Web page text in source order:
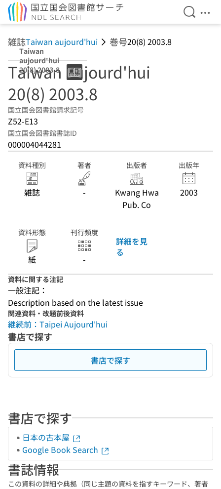
検索を
メ
雑誌Taiwan aujourd'hui 巻号20(8) 2003.8
Taiwan
aujourd'hui
20(8) 2003.8
Taiwan aujourd'hui
20(8) 2003.8
国立国会図書館請求記号
Z52-E13
国立国会図書館書誌ID
000004044281
資料種別
雑誌
著者
-
出版者
Kwang Hwa
Pub. Co
出版年
2003
資料形態
紙
刊行頻度
-
詳細を見
る
資料に関する注記
一般注記：
Description based on the latest issue
関連資料・改題前後資料
継続前：Taipei Aujourd'hui
書店で探す
書店で探す
書店で探す
日本の古本屋
Google Book Search
書誌情報
この資料の詳細や典拠（同じ主題の資料を指すキーワード、著者